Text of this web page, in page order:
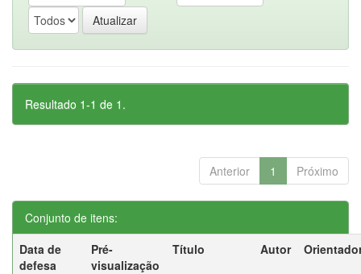
Resultado 1-1 de 1.
Anterior 1 Próximo
Conjunto de itens:
Data de
defesa
Pré-
visualização
Título Autor